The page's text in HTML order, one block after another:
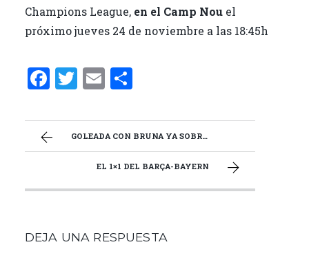
Champions League, en el Camp Nou el
próximo jueves 24 de noviembre a las 18:45h
F
ce
b
o
T
it
te
E
ai
l
C
m
p
ar
ti
GOLEADA CON BRUNA YA SOBRE EL VERDE (8-0)
EL 1×1 DEL BARÇA-BAYERN
DEJA UNA RESPUESTA